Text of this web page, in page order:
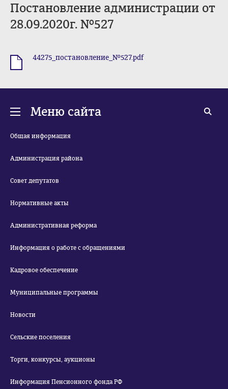
Постановление администрации от
28.09.2020г. №527
44275_постановление_№527.pdf
Меню сайта
Общая информация
Администрация района
Совет депутатов
Нормативные акты
Административная реформа
Информация о работе с обращениями
Кадровое обеспечение
Муниципальные программы
Новости
Сельские поселения
Торги, конкурсы, аукционы
Информация Пенсионного фонда РФ